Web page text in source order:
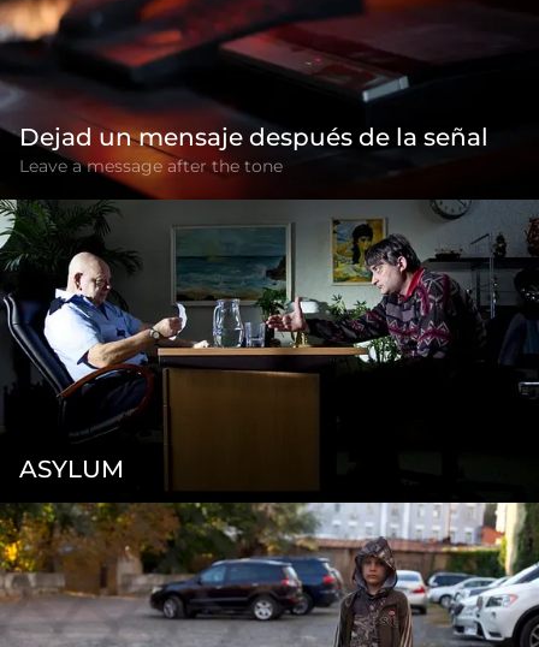
Dejad un mensaje después de la señal
Leave a message after the tone
ASYLUM